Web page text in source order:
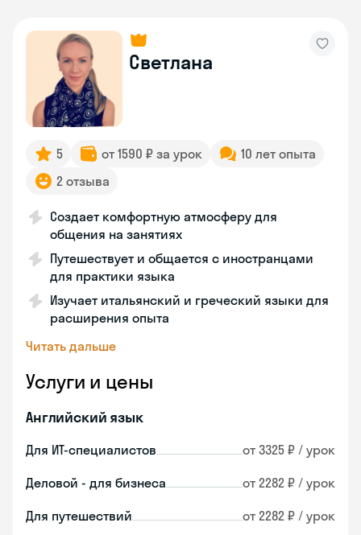
Светлана
5 от 1590 ₽ за урок
10 лет опыта
2 отзыва
Создает комфортную атмосферу для
общения на занятиях
Путешествует и общается с иностранцами
для практики языка
Изучает итальянский и греческий языки для
расширения опыта
Читать дальше
Услуги и цены
Английский язык
Для ИТ-специалистов от 3325 ₽ / урок
Деловой - для бизнеса от 2282 ₽ / урок
Для путешествий от 2282 ₽ / урок